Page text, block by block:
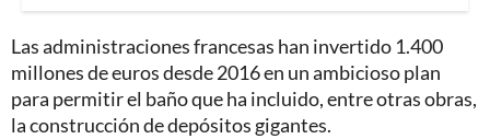
Las administraciones francesas han invertido 1.400
millones de euros desde 2016 en un ambicioso plan
para permitir el baño que ha incluido, entre otras obras,
la construcción de depósitos gigantes.